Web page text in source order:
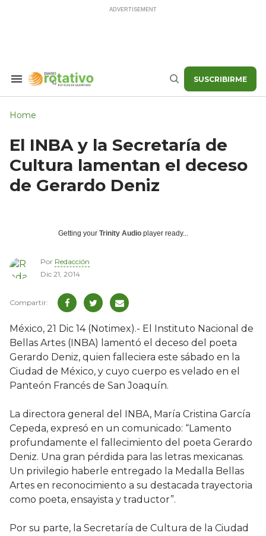
Search
Buscar SUSCRIBIRME
Home
El INBA y la Secretaría de
Cultura lamentan el deceso
de Gerardo Deniz
Getting your Trinity Audio player ready...
Por Redacción
Dic 21, 2014
México, 21 Dic 14 (Notimex).- El Instituto Nacional de
Bellas Artes (INBA) lamentó el deceso del poeta
Gerardo Deniz, quien falleciera este sábado en la
Ciudad de México, y cuyo cuerpo es velado en el
Panteón Francés de San Joaquín.
La directora general del INBA, María Cristina García
Cepeda, expresó en un comunicado: “Lamento
profundamente el fallecimiento del poeta Gerardo
Deniz. Una gran pérdida para las letras mexicanas.
Un privilegio haberle entregado la Medalla Bellas
Artes en reconocimiento a su destacada trayectoria
como poeta, ensayista y traductor”.
Por su parte, la Secretaría de Cultura de la Ciudad